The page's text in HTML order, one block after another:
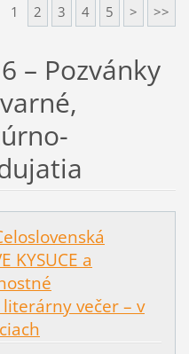
1 2 3 4 5 > >>
– Pozvánky
KYSUCE a
večer – v